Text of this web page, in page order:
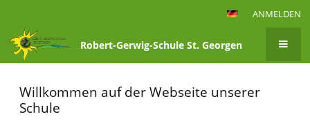
ANMELDEN
Robert-Gerwig-Schule St. Georgen
Startseite
Willkommen auf der Webseite unserer
Schule